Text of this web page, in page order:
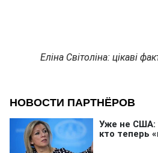
Еліна Світоліна: цікаві